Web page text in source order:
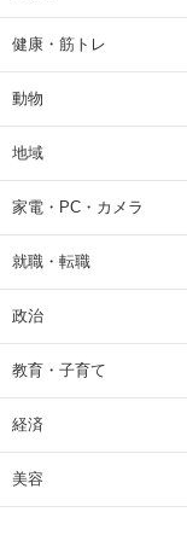
健康・筋トレ
動物
地域
家電・PC・カメラ
就職・転職
政治
教育・子育て
経済
美容